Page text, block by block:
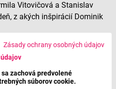
Zásady ochrany osobných údajov
zachová predvolené
súborov cookie.
Vitovičová a Stanislav
z akých inšpirácií Dominik